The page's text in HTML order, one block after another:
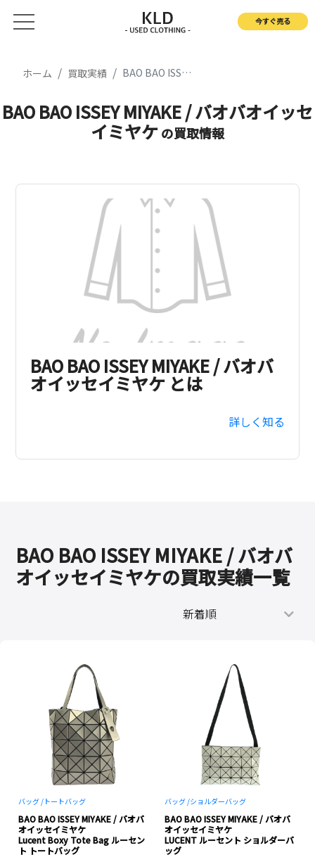
今すぐ売る
ホーム 買取実績 BAO BAO ISSEY MIYAKE / バオバオイッセイミヤケ
BAO BAO ISSEY MIYAKE / バオバオイッセ
イミヤケ の買取情報
BAO BAO ISSEY MIYAKE / バオバ
オイッセイミヤケ とは
詳しく知る
BAO BAO ISSEY MIYAKE / バオバ
オイッセイミヤケの買取実績一覧
バッグ / トートバッグ
BAO BAO ISSEY MIYAKE / バオバ
オイッセイミヤケ
Lucent Boxy Tote Bag ルーセン
ト トートバッグ
バッグ /ショルダーバッグ
BAO BAO ISSEY MIYAKE / バオバ
オイッセイミヤケ
LUCENT ルーセント ショルダーバ
ッグ